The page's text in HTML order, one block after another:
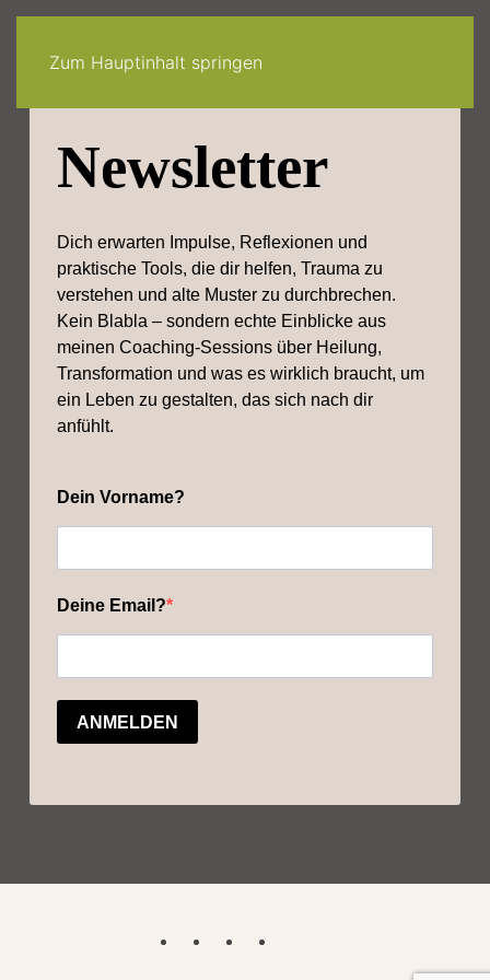
Zum Hauptinhalt springen
Newsletter
Dich erwarten Impulse, Reflexionen und
praktische Tools, die dir helfen, Trauma zu
verstehen und alte Muster zu durchbrechen.
Kein Blabla – sondern echte Einblicke aus
meinen Coaching-Sessions über Heilung,
Transformation und was es wirklich braucht, um
ein Leben zu gestalten, das sich nach dir
anfühlt.
Dein Vorname?
Deine Email?
ANMELDEN